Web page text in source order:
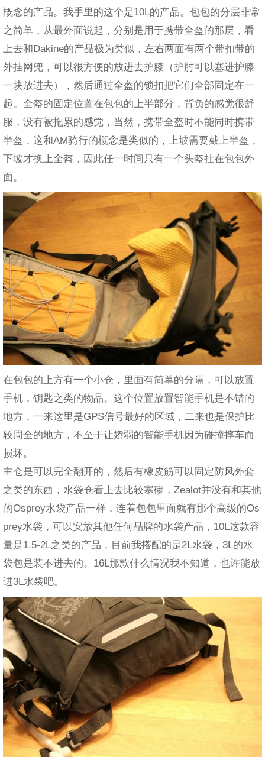
概念的产品。我手里的这个是10L的产品。包包的分层非常
之简单，从最外面说起，分别是用于携带全盔的那层，看
上去和Dakine的产品极为类似，左右两面有两个带扣带的
外挂网兜，可以很方便的放进去护膝（护肘可以塞进护膝
一块放进去），然后通过全盔的锁扣把它们全部固定在一
起。全盔的固定位置在包包的上半部分，背负的感觉很舒
服，没有被拖累的感觉，当然，携带全盔时不能同时携带
半盔，这和AM骑行的概念是类似的，上坡需要戴上半盔，
下坡才换上全盔，因此任一时间只有一个头盔挂在包包外
面。
在包包的上方有一个小仓，里面有简单的分隔，可以放置
手机，钥匙之类的物品。这个位置放置智能手机是不错的
地方，一来这里是GPS信号最好的区域，二来也是保护比
较周全的地方，不至于让娇弱的智能手机因为碰撞摔车而
损坏。
主仓是可以完全翻开的，然后有橡皮筋可以固定防风外套
之类的东西，水袋仓看上去比较寒碜，Zealot并没有和其他
的Osprey水袋产品一样，连着包包里面就有那个高级的Os
prey水袋，可以安放其他任何品牌的水袋产品，10L这款容
量是1.5-2L之类的产品，目前我搭配的是2L水袋，3L的水
袋包是装不进去的。16L那款什么情况我不知道，也许能放
进3L水袋吧。